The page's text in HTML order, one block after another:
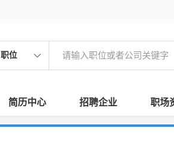
职位
简历中心 招聘企业 职场